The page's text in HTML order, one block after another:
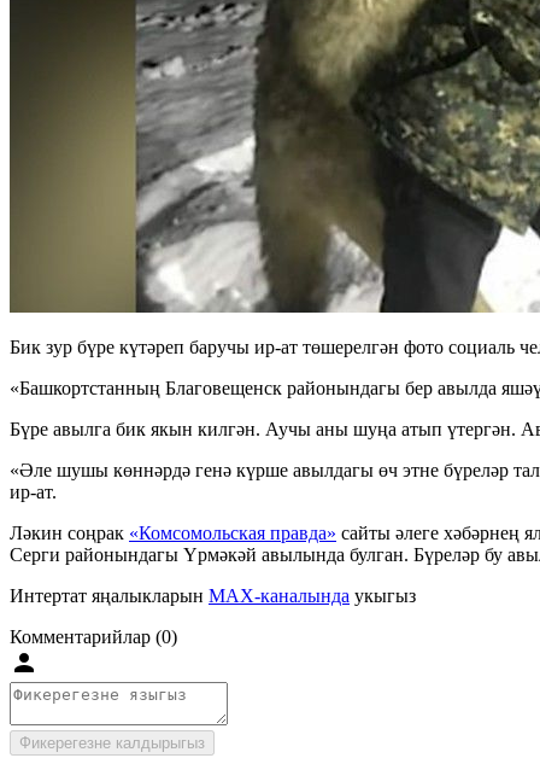
Бик зур бүре күтәреп баручы ир-ат төшерелгән фото социаль
«Башкортстанның Благовещенск районындагы бер авылда
Бүре авылга бик якын килгән. Аучы аны шуңа атып үтергән.
«Әле шушы көннәрдә генә күрше авылдагы өч этне бүреләр
ир-ат.
Ләкин соңрак «Комсомольская правда» сайты әлеге хәбәрнең
Серги районындагы Үрмәкәй авылында булган. Бүреләр бу
Интертат яңалыкларын MAX-каналында укыгыз
Комментарийлар (0)
Фикерегезне калдырыгыз